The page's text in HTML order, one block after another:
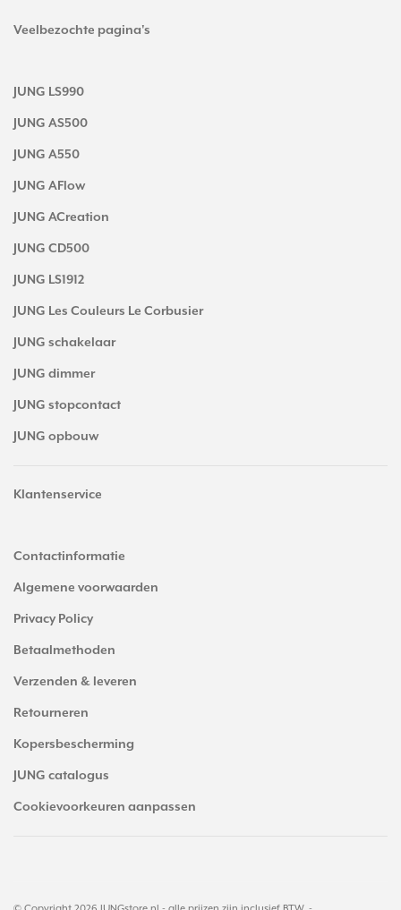
Veelbezochte pagina's
JUNG LS990
JUNG AS500
JUNG A550
JUNG AFlow
JUNG ACreation
JUNG CD500
JUNG LS1912
JUNG Les Couleurs Le Corbusier
JUNG schakelaar
JUNG dimmer
JUNG stopcontact
JUNG opbouw
Klantenservice
Contactinformatie
Algemene voorwaarden
Privacy Policy
Betaalmethoden
Verzenden & leveren
Retourneren
Kopersbescherming
JUNG catalogus
Cookievoorkeuren aanpassen